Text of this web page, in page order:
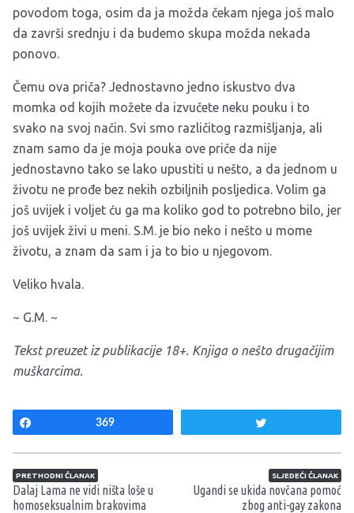
povodom toga, osim da ja možda čekam njega još malo
da završi srednju i da budemo skupa možda nekada
ponovo.
Čemu ova priča? Jednostavno jedno iskustvo dva
momka od kojih možete da izvučete neku pouku i to
svako na svoj način. Svi smo različitog razmišljanja, ali
znam samo da je moja pouka ove priče da nije
jednostavno tako se lako upustiti u nešto, a da jednom u
životu ne prođe bez nekih ozbiljnih posljedica. Volim ga
još uvijek i voljet ću ga ma koliko god to potrebno bilo, jer
još uvijek živi u meni. S.M. je bio neko i nešto u mome
životu, a znam da sam i ja to bio u njegovom.
Veliko hvala.
~ G.M. ~
Tekst preuzet iz publikacije 18+. Knjiga o nešto drugačijim
muškarcima.
369
Navigacija članaka
PRETHODNI ČLANAK
Dalaj Lama ne vidi ništa loše u
homoseksualnim brakovima
SLJEDEĆI ČLANAK
Ugandi se ukida novčana pomoć
zbog anti-gay zakona